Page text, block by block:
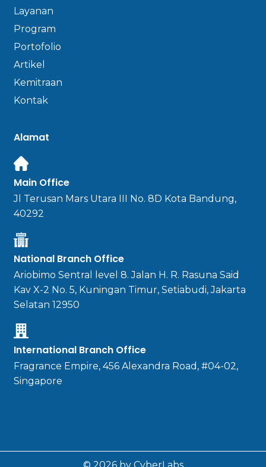
Layanan
Program
Portofolio
Artikel
Kemitraan
Kontak
Alamat
Main Office
Jl Terusan Mars Utara III No. 8D Kota Bandung,
40292
National Branch Office
Ariobimo Sentral level 8. Jalan H. R. Rasuna Said
Kav X-2 No. 5, Kuningan Timur, Setiabudi, Jakarta
Selatan 12950
International Branch Office
Fragrance Empire, 456 Alexandra Road, #04-02,
Singapore